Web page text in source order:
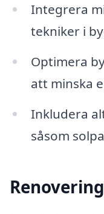
Integrera
tekniker i
Optimera
att minska
Inkludera
såsom